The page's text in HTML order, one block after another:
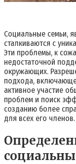
Социальные семьи,
сталкиваются с
Эти проблемы, к
недостаточной
окружающих.
подхода,
активное участие
проблем и поиск
созданию более
для всех его членов.